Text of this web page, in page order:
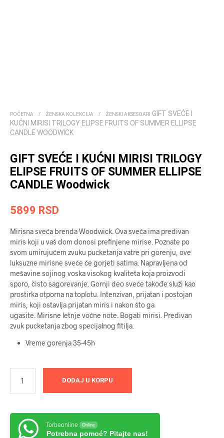
POČETNA / ŽENSKA KOLEKCIJA / ŽENSKI AKSESOARI
GIFT SVEĆE I
KUĆNI MIRISI TRILOGY ELIPSE FRUITS OF SUMMER ELLIPSE
CANDLE WOODWICK
GIFT SVEĆE I KUĆNI MIRISI TRILOGY
ELIPSE FRUITS OF SUMMER ELLIPSE
CANDLE Woodwick
5899 RSD
Mirisna sveća brenda Woodwick. Ova sveća ima predivan
miris koji u vaš dom donosi prefinjene mirise. Poznate po
svom umirujućem zvuku pucketanja vatre pri gorenju, ove
luksuzne mirisne sveće će gorjeti satima. Napravljena od
mešavine sojinog voska visokog kvaliteta koja proizvodi
sporo, čisto sagorevanje. Gornji deo sveće takođe služi kao
prostirka otporna na toplotu. Intenzivan, prijatan i postojan
miris, koji ostavlja prijatan miris i nakon što ga
ugasite. Mirisne letnje voćne note. Bogati mirisi. Predivan
zvuk pucketanja zbog specijalnog fitilja.
Vreme gorenja 35-45h
DODAJ U KORPU
Torbeonline Online
Potrebna pomoć? Pitajte nas!